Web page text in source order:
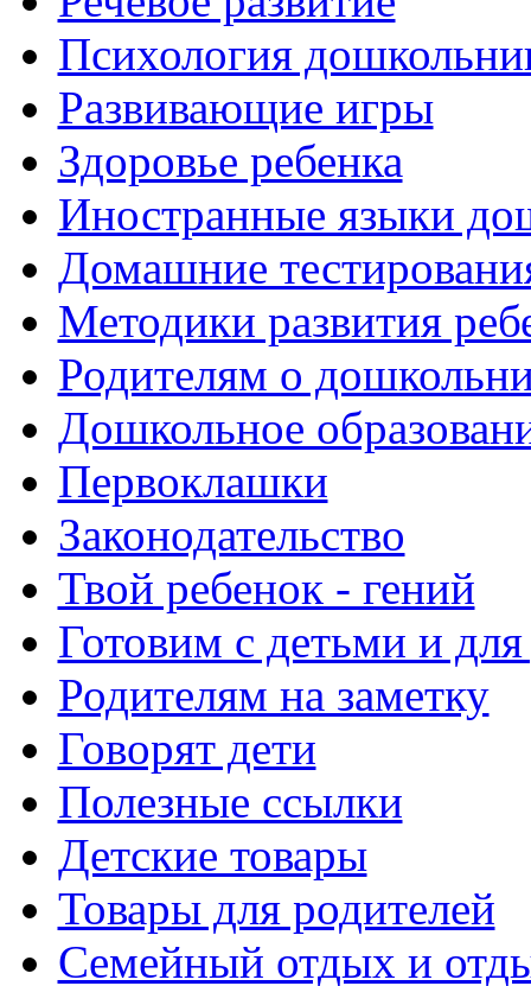
Психология
Развивающие игры
Здоровье ребенка
Иностранные языки
Домашние
Методики развития
Родителям о
Дошкольное
Первоклашки
Законодательство
Твой ребенок - гений
Готовим с детьми и для
Родителям на заметку
Говорят дети
Полезные ссылки
Детские товары
Товары для родителей
Семейный отдых и